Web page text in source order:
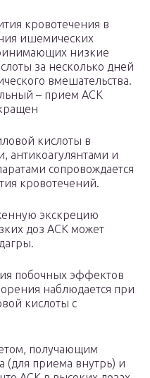
кровотечения в
ишемических
низкие
за несколько дней
вмешательства.
– прием АСК
кислоты в
антикоагулянтами и
сопровождается
кровотечений.
экскрецию
доз АСК может
побочных эффектов
наблюдается при
кислоты с
получающим
(для приема внутрь) и